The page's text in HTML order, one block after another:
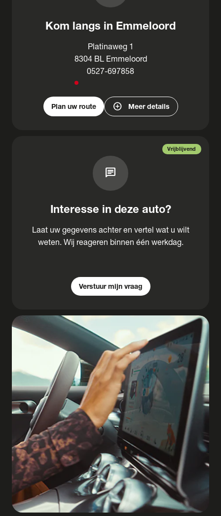
Kom langs in Emmeloord
Platinaweg 1
8304 BL Emmeloord
0527-697858
Plan uw route add_circle Meer details
Vrijblijvend
chat
Interesse in deze auto?
Laat uw gegevens achter en vertel wat u wilt
weten. Wij reageren binnen één werkdag.
Verstuur mijn vraag